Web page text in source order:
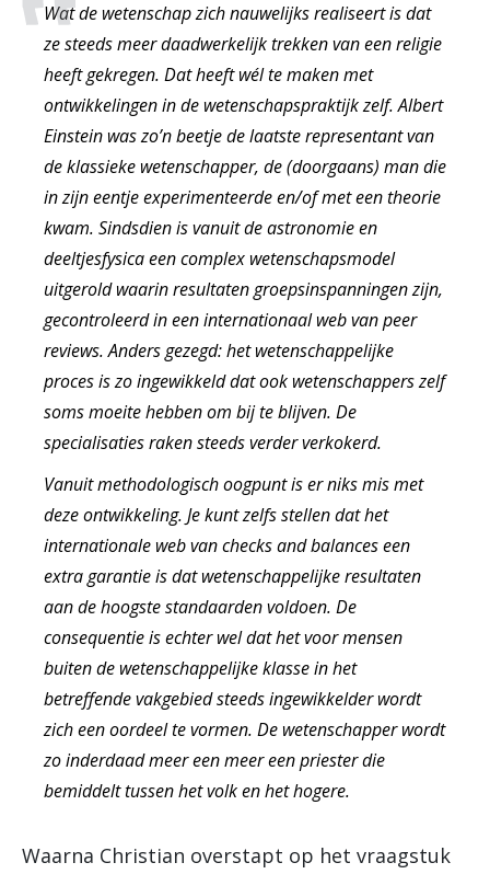
Wat de wetenschap zich nauwelijks realiseert is dat
ze steeds meer daadwerkelijk trekken van een religie
heeft gekregen. Dat heeft wél te maken met
ontwikkelingen in de wetenschapspraktijk zelf. Albert
Einstein was zo’n beetje de laatste representant van
de klassieke wetenschapper, de (doorgaans) man die
in zijn eentje experimenteerde en/of met een theorie
kwam. Sindsdien is vanuit de astronomie en
deeltjesfysica een complex wetenschapsmodel
uitgerold waarin resultaten groepsinspanningen zijn,
gecontroleerd in een internationaal web van peer
reviews. Anders gezegd: het wetenschappelijke
proces is zo ingewikkeld dat ook wetenschappers zelf
soms moeite hebben om bij te blijven. De
specialisaties raken steeds verder verkokerd.
Vanuit methodologisch oogpunt is er niks mis met
deze ontwikkeling. Je kunt zelfs stellen dat het
internationale web vanchecks and balanceseen
extra garantie is dat wetenschappelijke resultaten
aan de hoogste standaarden voldoen. De
consequentie is echter wel dat het voor mensen
buiten de wetenschappelijke klasse in het
betreffende vakgebied steeds ingewikkelder wordt
zich een oordeel te vormen. De wetenschapper wordt
zo inderdaad meer een meer een priester die
bemiddelt tussen het volk en het hogere.
Waarna Christian overstapt op het vraagstuk